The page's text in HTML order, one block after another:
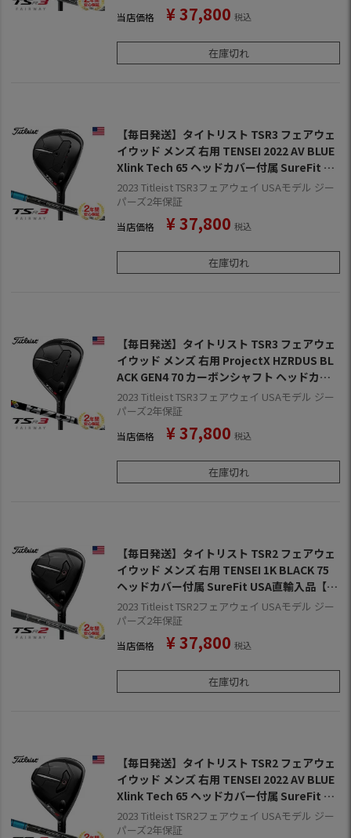
当店価格 ¥37,800 税込
在庫切れ
【毎日発送】タイトリスト TSR3 フェアウェ
イウッド メンズ 右用 TENSEI 2022 AV BLUE
Xlink Tech 65 ヘッドカバー付属 SureFit US
A直輸入品【2022年9月発売】【2023年モデ
ル】【2年保証】
2023 Titleist TSR3フェアウェイ USAモデル ジー
パーズ2年保証
当店価格 ¥37,800 税込
在庫切れ
【毎日発送】タイトリスト TSR3 フェアウェ
イウッド メンズ 右用 ProjectX HZRDUS BL
ACK GEN4 70 カーボンシャフト ヘッドカバ
ー付属 SureFit USA直輸入品【2022年9月発
売】【2023年モデル】【2年保証】
2023 Titleist TSR3フェアウェイ USAモデル ジー
パーズ2年保証
当店価格 ¥37,800 税込
在庫切れ
【毎日発送】タイトリスト TSR2 フェアウェ
イウッド メンズ 右用 TENSEI 1K BLACK 75
ヘッドカバー付属 SureFit USA直輸入品【20
22年9月発売】【2023年モデル】【2年保
証】
2023 Titleist TSR2フェアウェイ USAモデル ジー
パーズ2年保証
当店価格 ¥37,800 税込
在庫切れ
【毎日発送】タイトリスト TSR2 フェアウェ
イウッド メンズ 右用 TENSEI 2022 AV BLUE
Xlink Tech 65 ヘッドカバー付属 SureFit US
A直輸入品【2022年9月発売】【2023年モデ
ル】【2年保証】
2023 Titleist TSR2フェアウェイ USAモデル ジー
パーズ2年保証